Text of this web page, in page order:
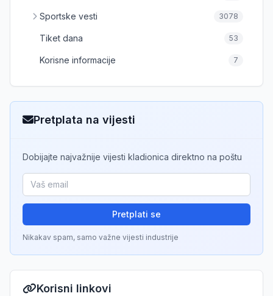
Sportske vesti 3078
Tiket dana 53
Korisne informacije 7
Pretplata na vijesti
Dobijajte najvažnije vijesti kladionica direktno na poštu
Pretplati se
Nikakav spam, samo važne vijesti industrije
Korisni linkovi